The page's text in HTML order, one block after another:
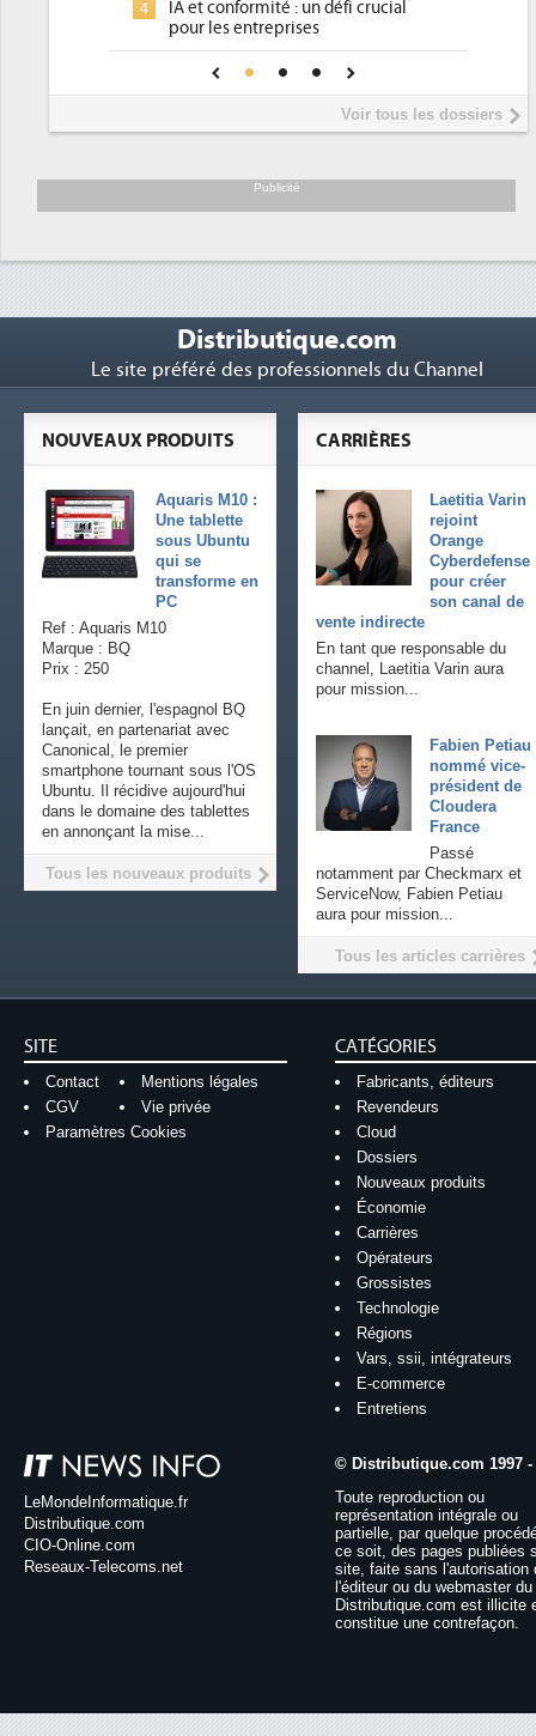
place pour répondre à...
Phocea DC dans les cordes pour la
DEE
Interview de Fabrice Coquio,
président de Digital Realty...
soutient les...
Voir tous les dossiers
Publicité
Distributique.com
Le site préféré des professionnels du Channel
CARRIÈRES
Laetitia Varin
rejoint
Orange
Cyberdefense
pour créer
son canal de
vente indirecte
En tant que responsable du
channel, Laetitia Varin aura
pour mission...
Fabien Petiau
nommé vice-
président de
Cloudera
France
Passé
notamment par Checkmarx et
ServiceNow, Fabien Petiau
aura pour mission...
Tous les articles carrières
NOUVEAUX PRODUITS
Aquaris M10 :
Une tablette
sous Ubuntu
qui se
transforme en
PC
Ref : Aquaris M10
Marque : BQ
Prix : 250
En juin dernier, l'espagnol BQ
lançait, en partenariat avec
Canonical, le premier
smartphone tournant sous l'OS
Ubuntu. Il récidive aujourd'hui
dans le domaine des tablettes
en annonçant la mise...
Tous les nouveaux produits
SITE
Contact
Mentions légales
CGV
Vie privée
Paramètres Cookies
CATÉGORIES
Fabricants, éditeurs
Revendeurs
Cloud
Dossiers
Nouveaux produits
Économie
Carrières
Opérateurs
Grossistes
Technologie
Régions
Vars, ssii, intégrateurs
E-commerce
Entretiens
LeMondeInformatique.fr
Distributique.com
CIO-Online.com
Reseaux-Telecoms.net
© Distributique.com 1997 -
Toute reproduction ou
représentation intégrale ou
partielle, par quelque
ce soit, des pages publiées
site, faite sans l'autorisation
l'éditeur ou du webmaster
Distributique.com est illicite
constitue une contrefaçon.